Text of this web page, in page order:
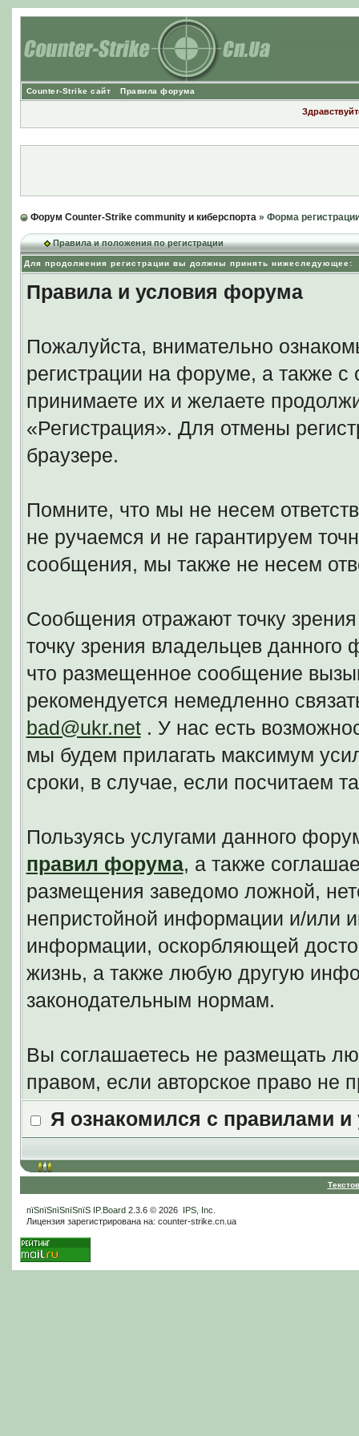
Counter-Strike сайт Правила форума
Форум Counter-Strike community и киберспорта» Форма
Правила и положения по регистрации
Для продолжения регистрации вы должны принять нижеследующее:
Правила и условия форума
Пожалуйста, внимательно
регистрации на форуме, а также
принимаете их и желаете
«Регистрация». Для отмены
браузере.
Помните, что мы не несем
не ручаемся и не гарантируем
сообщения, мы также не несем
Сообщения отражают точку
точку зрения владельцев
что размещенное сообщение
рекомендуется немедленно
bad@ukr.net. У нас есть
мы будем прилагать максимум
сроки, в случае, если посчитаем
Пользуясь услугами данного
правил форума, а также
размещения заведомо ложной,
непристойной информации и/или
информации, оскорбляющей
жизнь, а также любую другую
законодательным нормам.
Вы соглашаетесь не размещать
правом, если авторское право
Я ознакомился с правилами
пїЅпїЅпїЅпїЅпїЅ IP.Board2.3.6 © 2026 IPS, Inc
Лицензия зарегистрирована на: counter-strike.cn.ua